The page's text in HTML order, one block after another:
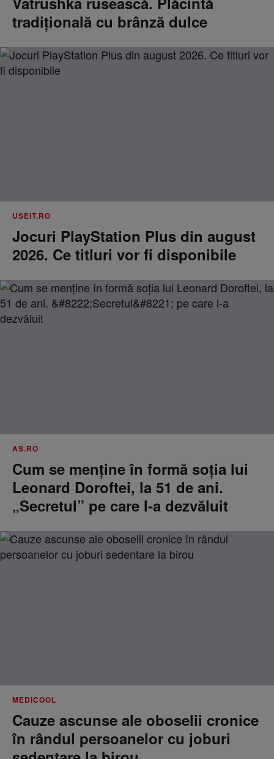
tradițională cu brânză dulce
USEIT.RO
Jocuri PlayStation Plus din august
2026. Ce titluri vor fi disponibile
AS.RO
Cum se menţine în formă soţia lui
Leonard Doroftei, la 51 de ani.
„Secretul” pe care l-a dezvăluit
MEDICOOL
Cauze ascunse ale oboselii cronice
în rândul persoanelor cu joburi